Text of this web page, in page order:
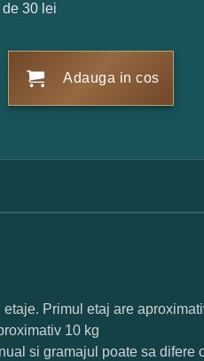
de 30 lei
Adauga in cos
Primul etaj are
10 kg
si gramajul poate sa difere